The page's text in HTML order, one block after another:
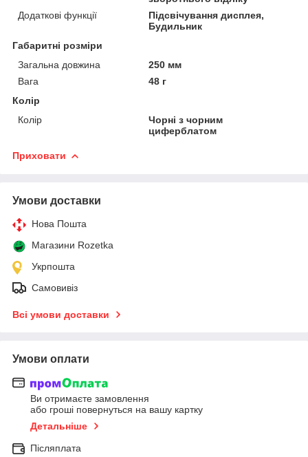
Додаткові функції
Підсвічування дисплея,
Будильник
Габаритні розміри
Загальна довжина
250 мм
Вага
48 г
Колір
Колір
Чорні з чорним
циферблатом
Приховати
Умови доставки
Нова Пошта
Магазини Rozetka
Укрпошта
Самовивіз
Всі умови доставки
Умови оплати
Ви отримаєте замовлення
або гроші повернуться на вашу картку
Детальніше
Післяплата